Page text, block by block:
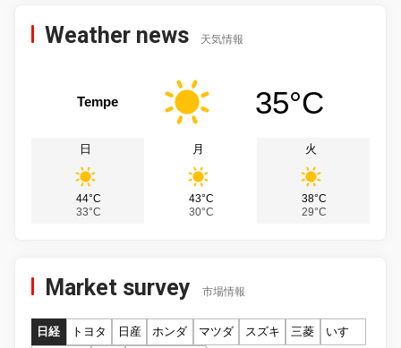
Weather news 天気情報
Tempe 35°C
日
44°C
33°C
月
43°C
30°C
火
38°C
29°C
Market survey 市場情報
日経 トヨタ 日産 ホンダ マツダ スズキ 三菱
いすゞ